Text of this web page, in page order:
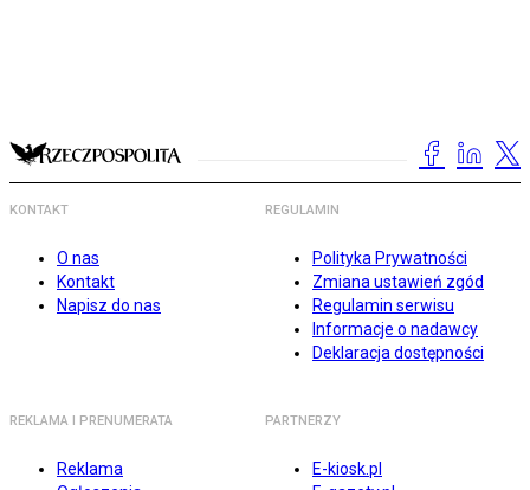
KONTAKT
O nas
Kontakt
Napisz do nas
REGULAMIN
Polityka Prywatności
Zmiana ustawień zgód
Regulamin serwisu
Informacje o nadawcy
Deklaracja dostępności
REKLAMA I PRENUMERATA
Reklama
PARTNERZY
E-kiosk.pl